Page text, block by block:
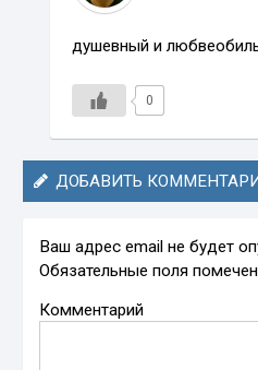
душевный и
0
ДОБАВИТЬ
Ваш адрес email не будет
Обязательные поля
Комментарий